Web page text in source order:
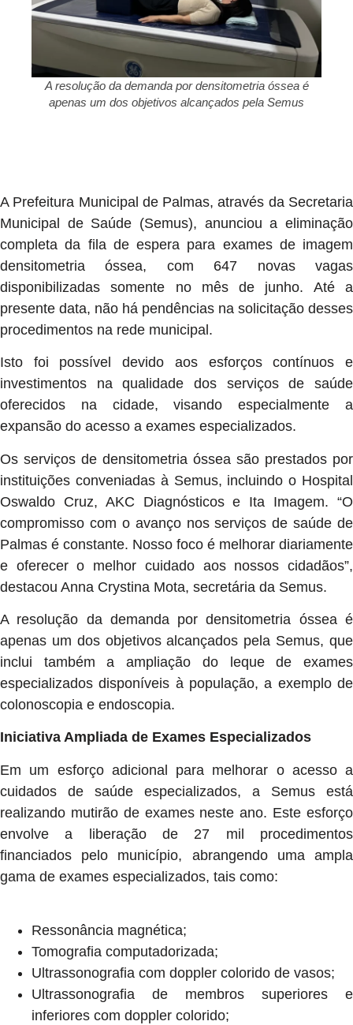
A resolução da demanda por densitometria óssea é
apenas um dos objetivos alcançados pela Semus
A Prefeitura Municipal de Palmas, através da Secretaria
Municipal de Saúde (Semus), anunciou a eliminação
completa da fila de espera para exames de imagem
densitometria óssea, com 647 novas vagas
disponibilizadas somente no mês de junho. Até a
presente data, não há pendências na solicitação desses
procedimentos na rede municipal.
Isto foi possível devido aos esforços contínuos e
investimentos na qualidade dos serviços de saúde
oferecidos na cidade, visando especialmente a
expansão do acesso a exames especializados.
Os serviços de densitometria óssea são prestados por
instituições conveniadas à Semus, incluindo o Hospital
Oswaldo Cruz, AKC Diagnósticos e Ita Imagem. “O
compromisso com o avanço nos serviços de saúde de
Palmas é constante. Nosso foco é melhorar diariamente
e oferecer o melhor cuidado aos nossos cidadãos”,
destacou Anna Crystina Mota, secretária da Semus.
A resolução da demanda por densitometria óssea é
apenas um dos objetivos alcançados pela Semus, que
inclui também a ampliação do leque de exames
especializados disponíveis à população, a exemplo de
colonoscopia e endoscopia.
Iniciativa Ampliada de Exames Especializados
Em um esforço adicional para melhorar o acesso a
cuidados de saúde especializados, a Semus está
realizando mutirão de exames neste ano. Este esforço
envolve a liberação de 27 mil procedimentos
financiados pelo município, abrangendo uma ampla
gama de exames especializados, tais como:
Ressonância magnética;
Tomografia computadorizada;
Ultrassonografia com doppler colorido de vasos;
Ultrassonografia de membros superiores e
inferiores com doppler colorido;